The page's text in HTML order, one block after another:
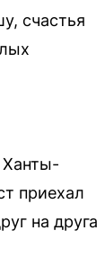
счастья
Ханты-
приехал
на друга